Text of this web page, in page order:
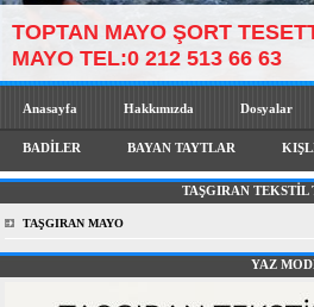
TOPTAN MAYO ŞORT
MAYO TEL:0 212 513 66 63
Anasayfa Hakkımızda Dosyalar
BADİLER BAYAN TAYTLAR
TAŞGIRAN TEKSTİL
TAŞGIRAN MAYO
YAZ